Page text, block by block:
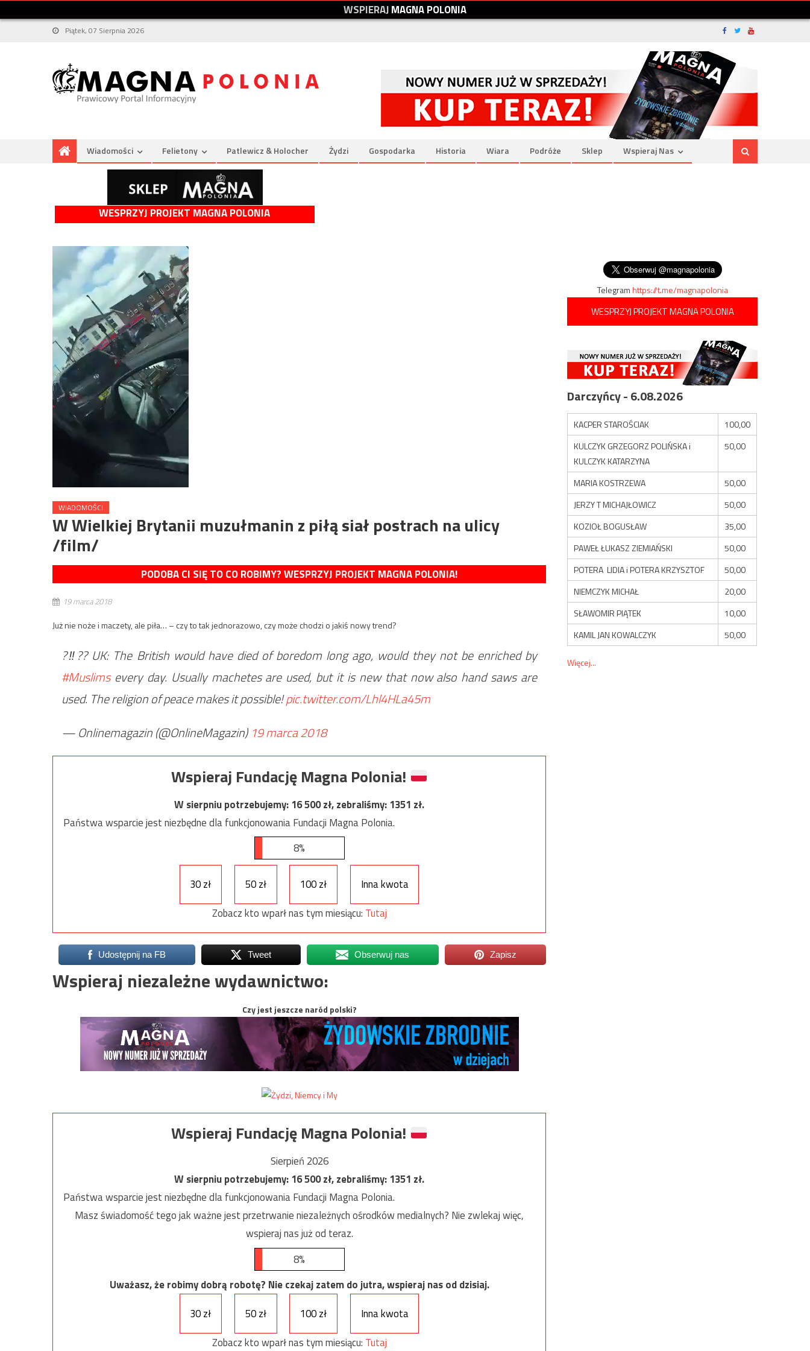
WSPIERAJMAGNAPOLONIA
Piątek, 07 Sierpnia 2026
Wiadomości Felietony Patlewicz & Holocher Żydzi Gospodarka Historia Wiara Podróże Sklep Wspieraj Nas
WESPRZYJ PROJEKT MAGNA POLONIA
WIADOMOŚCI
W Wielkiej Brytanii muzułmanin z piłą siał postrach na ulicy
/film/
PODOBA CI SIĘ TO CO ROBIMY? WESPRZYJ PROJEKT MAGNA POLONIA!
19 marca 2018
Już nie noże i maczety, ale piła… – czy to tak jednorazowo, czy może chodzi o jakiś nowy trend?
?‼?? UK: The British would have died of boredom long ago, would they not be enriched by
#Muslimsevery day. Usually machetes are used, but it is new that now also hand saws are
used. The religion of peace makes it possible!pic.twitter.com/Lhl4HLa45m
— Onlinemagazin (@OnlineMagazin) 19 marca 2018
Wspieraj Fundację Magna Polonia!
W sierpniu potrzebujemy:16 500zł, zebraliśmy:1351 zł.
Państwa wsparcie jest niezbędne dla funkcjonowania Fundacji Magna Polonia.
8%
30 zł 50 zł 100 zł
Inna kwota
Zobacz kto wparł nas tym miesiącu: Tutaj
Udostępnij na FB Tweet Obserwuj nas Zapisz
Wspieraj niezależne wydawnictwo:
Czy jest jeszcze naród polski?
Wspieraj Fundację Magna Polonia!
Sierpień 2026
W sierpniu potrzebujemy:16 500zł, zebraliśmy:1351 zł.
Państwa wsparcie jest niezbędne dla funkcjonowania Fundacji Magna Polonia.
Masz świadomość tego jak ważne jest przetrwanie niezależnych ośrodków medialnych? Nie zwlekaj więc,
wspieraj nas już od teraz.
8%
Uważasz, że robimy dobrą robotę? Nie czekaj zatem do jutra, wspieraj nas od dzisiaj.
30 zł
50 zł 100 zł
Inna kwota
Zobacz kto wparł nas tym miesiącu: Tutaj
Telegramhttps://t.me/magnapolonia
WESPRZYJ PROJEKT MAGNA POLONIA
Darczyńcy - 6.08.2026
KACPER STAROŚCIAK
100,00
KULCZYK GRZEGORZ POLIŃSKA i
KULCZYK KATARZYNA
50,00
MARIA KOSTRZEWA
50,00
JERZY T MICHAJŁOWICZ
50,00
KOZIOŁ BOGUSŁAW
35,00
PAWEŁ ŁUKASZ ZIEMIAŃSKI
50,00
POTERA LIDIA i POTERA KRZYSZTOF
50,00
NIEMCZYK MICHAŁ
20,00
SŁAWOMIR PIĄTEK
10,00
KAMIL JAN KOWALCZYK
50,00
Więcej...